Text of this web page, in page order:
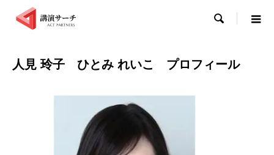

人見 玲子 ひとみ れいこ プロフィール